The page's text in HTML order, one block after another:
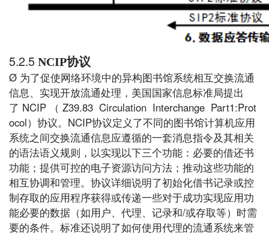
5.2.5 NCIP协议
Ø 为了促使网络环境中的异构图书馆系统相互交换流通
信息、实现开放流通处理，美国国家信息标准局提出
了 NCIP （ Z39.83 Circulation Interchange Part1:Prot
ocol）协议。 NCIP协议定义了不同的图书馆计算机应用
系统之间交换流通信息应遵循的一套消息指令及其相关
的语法语义规则，以实现以下三个功能：必要的借还书
功能；提供可控的电子资源访问方法；推动这些功能的
相互协调和管理。协议详细说明了初始化借书记录或控
制存取的应用程序获得或传递一些对于成功实现应用功
能必要的数据（如用户、代理、记录和/或存取等）时需
要的条件。标准还说明了如何使用代理的流通系统来管